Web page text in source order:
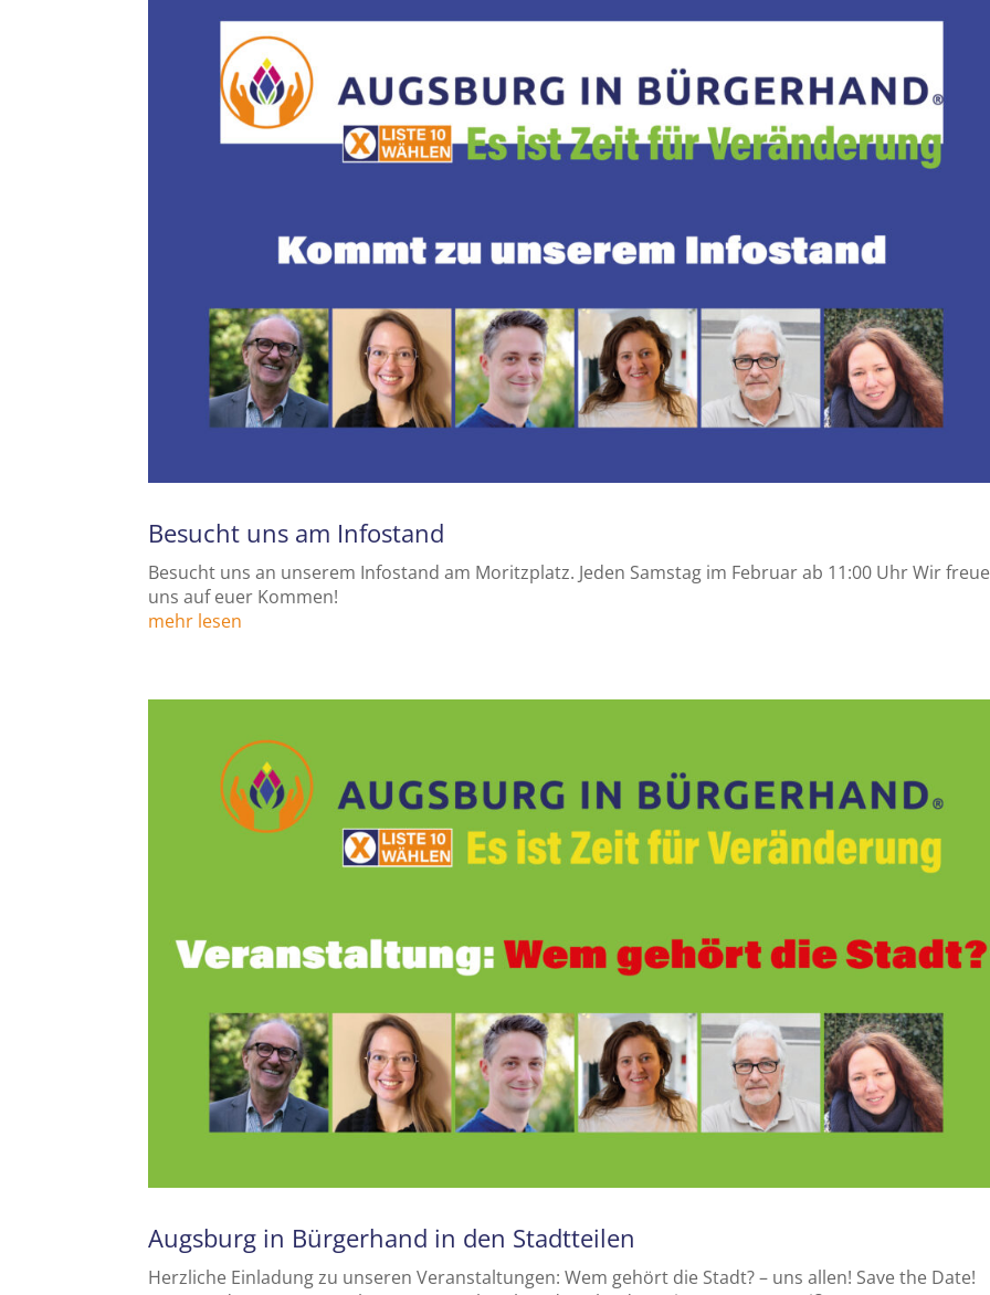
Besucht uns am Infostand
Besucht uns an unserem Infostand am Moritzplatz. Jeden Samstag im Februar ab 11:00 Uhr Wir
uns auf euer Kommen!
mehr lesen
Augsburg in Bürgerhand in den Stadtteilen
Herzliche Einladung zu unseren Veranstaltungen: Wem gehört die Stadt? – uns allen! Save the Date!